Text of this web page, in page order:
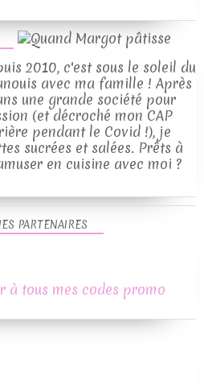
2010, c'est sous le soleil du
avec ma famille ! Après
une grande société pour
(et décroché mon CAP
pendant le Covid !), je
sucrées et salées. Prêts à
en cuisine avec moi ?
PARTENAIRES
à tous mes codes promo